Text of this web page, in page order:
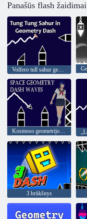
Panašūs flash žaidimai
Volfero tull sahur geometrijos brūkšnys
Kosmoso geometrijos brūkšnių bangos
3 brūkšnys